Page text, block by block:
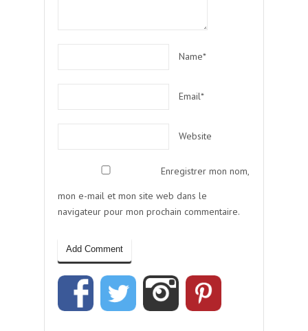
Name*
Email*
Website
Enregistrer mon nom,
mon e-mail et mon site web dans le
navigateur pour mon prochain commentaire.